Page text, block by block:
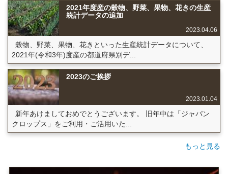
2021年度産の穀物、野菜、果物、花きの生産
統計データの追加
2023.04.06
穀物、野菜、果物、花きといった生産統計データについて、
2021年(令和3年)度産の都道府県別デ...
2023のご挨拶
2023.01.04
新年あけましておめでとうございます。 旧年中は「ジャパン
クロップス」をご利用・ご活用いた...
もっと見る